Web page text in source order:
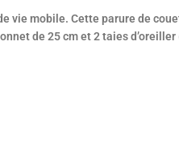
vie mobile. Cette parure de
de 25 cm et 2 taies d’oreiller